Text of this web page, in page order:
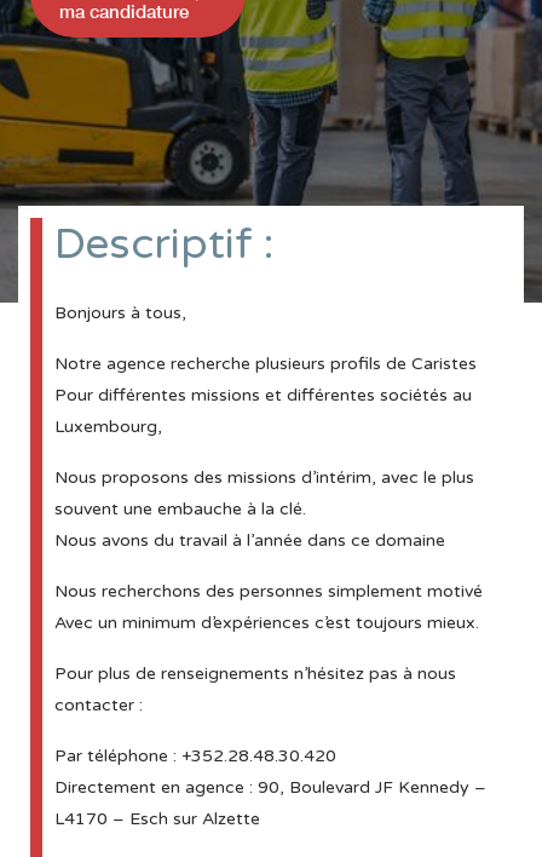
ma candidature
Descriptif :
Bonjours à tous,
Notre agence recherche plusieurs profils de Caristes
Pour différentes missions et différentes sociétés au
Luxembourg,
Nous proposons des missions d’intérim, avec le plus
souvent une embauche à la clé.
Nous avons du travail à l’année dans ce domaine
Nous recherchons des personnes simplement motivé
Avec un minimum d’expériences c’est toujours mieux.
Pour plus de renseignements n’hésitez pas à nous
contacter :
Par téléphone : +352.28.48.30.420
Directement en agence : 90, Boulevard JF Kennedy –
L4170 – Esch sur Alzette